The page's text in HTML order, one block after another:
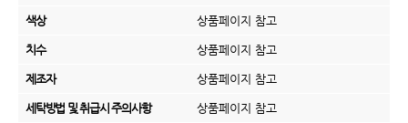
색상 상품페이지 참고
치수 상품페이지 참고
제조자 상품페이지 참고
세탁방법 및 취급시 주의사항 상품페이지 참고